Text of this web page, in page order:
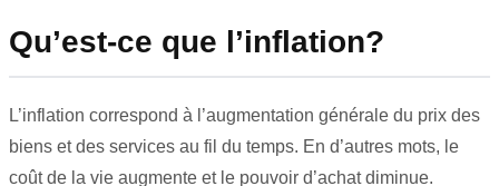
Qu’est-ce que l’inflation?
L’inflation correspond à l’augmentation générale du prix des
biens et des services au fil du temps. En d’autres mots, le
coût de la vie augmente et le pouvoir d’achat diminue.